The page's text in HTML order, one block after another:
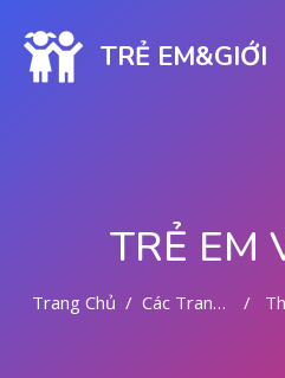
TRẺ EM&GIỚI
TRẺ EM
Trang Chủ Các Trang Của Hệ Thống